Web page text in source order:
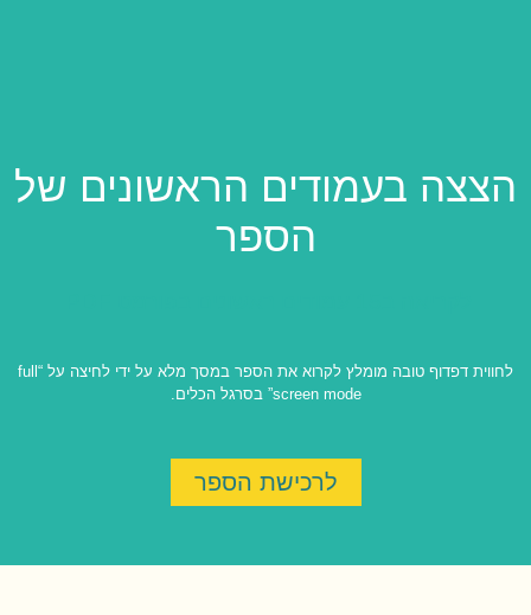
הצצה בעמודים הראשונים של
הספר
לחווית דפדוף טובה מומלץ לקרוא את הספר במסך מלא על ידי לחיצה על “full
screen mode” בסרגל הכלים.
לרכישת הספר